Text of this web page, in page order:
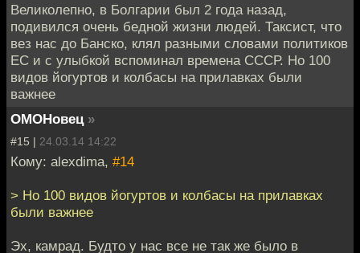
Великолепно, в Болгарии был 2 года назад,
подивился очень бедной жизни людей. Таксист, что
вез нас до Банско, клял разными словами политиков
ЕС и с улыбкой вспоминал времена СССР. Но 100
видов йогуртов и колбасы на прилавках были
важнее
ОМОНовец »
#15 | 24.03.14 14:22
Кому: alexdima, #14
> Но 100 видов йогуртов и колбасы на прилавках
были важнее
Эх, камрад. Будто у нас все не так же было в